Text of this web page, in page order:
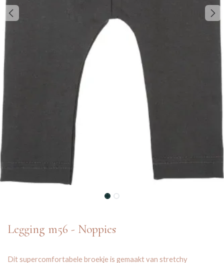
Legging m56 - Noppies
Dit supercomfortabele broekje is gemaakt van stretchy